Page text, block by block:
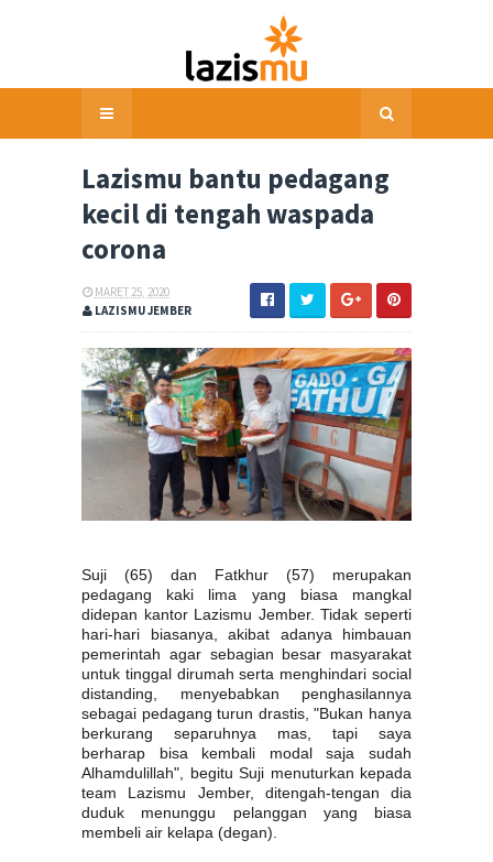
Lazismu bantu pedagang
kecil di tengah waspada
corona
MARET 25, 2020
LAZISMU JEMBER
Suji (65) dan Fatkhur (57) merupakan
pedagang kaki lima yang biasa mangkal
didepan kantor Lazismu Jember. Tidak seperti
hari-hari biasanya, akibat adanya himbauan
pemerintah agar sebagian besar masyarakat
untuk tinggal dirumah serta menghindari social
distanding, menyebabkan penghasilannya
sebagai pedagang turun drastis, "Bukan hanya
berkurang separuhnya mas, tapi saya
berharap bisa kembali modal saja sudah
Alhamdulillah", begitu Suji menuturkan kepada
team Lazismu Jember, ditengah-tengan dia
duduk menunggu pelanggan yang biasa
membeli air kelapa (degan).